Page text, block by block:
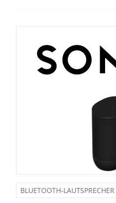
BLUETOOTH-LAUTSPRECHER